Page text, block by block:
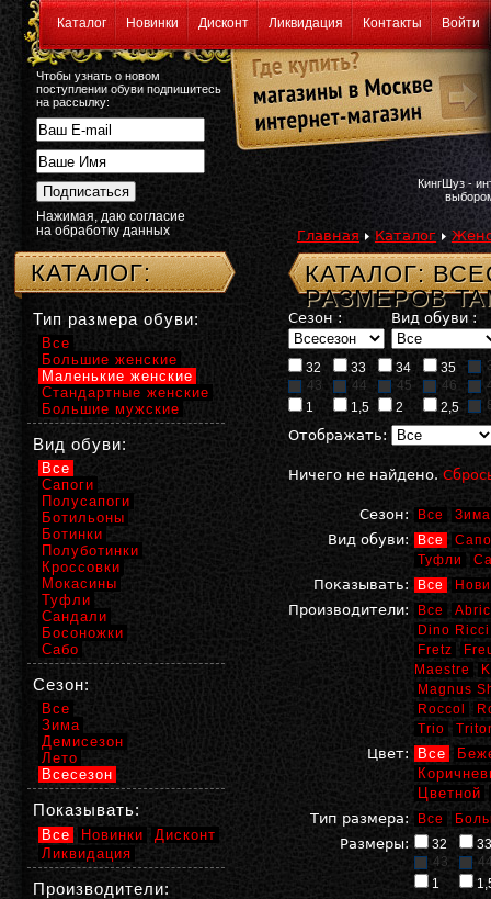
Каталог Новинки Дисконт Ликвидация Контакты Войти
Чтобы узнать о новом
поступлении обуви подпишитесь
на рассылку:
Нажимая, даю согласие
на обработку данных
КингШуз -
Главная Каталог
КАТАЛОГ:
РАЗМЕРОВ
Сезон : Вид обуви :
32 33 34 35
43
44 45 46
1
1,5 2 2,5
Отображать:
Ничего не найдено.
Сезон: Все Зима
Вид обуви: Все
Туфли
Показывать: Все
Производители: Все
Dino Ricci
Fretz
Maestre
Magnus
Roccol
Trio
Цвет: Все
Цветной
Тип размера:
Все
Размеры: 32
33
43
1
КАТАЛОГ:
Тип размера обуви:
Все
Большие женские
Маленькие женские
Стандартные женские
Большие мужские
Вид обуви:
Все
Сапоги
Полусапоги
Ботильоны
Ботинки
Полуботинки
Кроссовки
Мокасины
Туфли
Сандали
Босоножки
Сабо
Сезон:
Все
Зима
Демисезон
Лето
Всесезон
Показывать:
Все Новинки
Дисконт
Ликвидация
Производители: